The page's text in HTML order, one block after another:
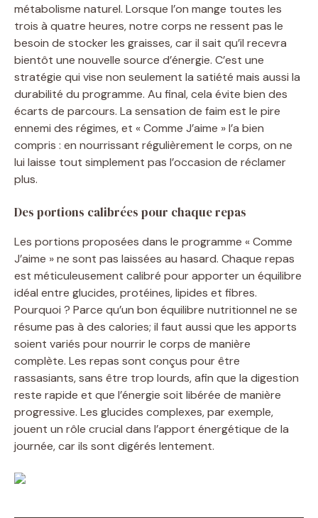
métabolisme naturel. Lorsque l’on mange toutes les
trois à quatre heures, notre corps ne ressent pas le
besoin de stocker les graisses, car il sait qu’il recevra
bientôt une nouvelle source d’énergie. C’est une
stratégie qui vise non seulement la satiété mais aussi la
durabilité du programme. Au final, cela évite bien des
écarts de parcours. La sensation de faim est le pire
ennemi des régimes, et « Comme J’aime » l’a bien
compris : en nourrissant régulièrement le corps, on ne
lui laisse tout simplement pas l’occasion de réclamer
plus.
Des portions calibrées pour chaque repas
Les portions proposées dans le programme « Comme
J’aime » ne sont pas laissées au hasard. Chaque repas
est méticuleusement calibré pour apporter un équilibre
idéal entre glucides, protéines, lipides et fibres.
Pourquoi ? Parce qu’un bon équilibre nutritionnel ne se
résume pas à des calories; il faut aussi que les apports
soient variés pour nourrir le corps de manière
complète. Les repas sont conçus pour être
rassasiants, sans être trop lourds, afin que la digestion
reste rapide et que l’énergie soit libérée de manière
progressive. Les glucides complexes, par exemple,
jouent un rôle crucial dans l’apport énergétique de la
journée, car ils sont digérés lentement.